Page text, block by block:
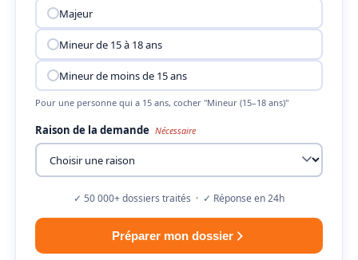
Majeur
Mineur de 15 à 18 ans
Mineur de moins de 15 ans
Pour une personne qui a 15 ans, cocher "Mineur (15–18 ans)"
Raison de la demande Nécessaire
✓ 50 000+ dossiers traités · ✓ Réponse en 24h
Préparer mon dossier